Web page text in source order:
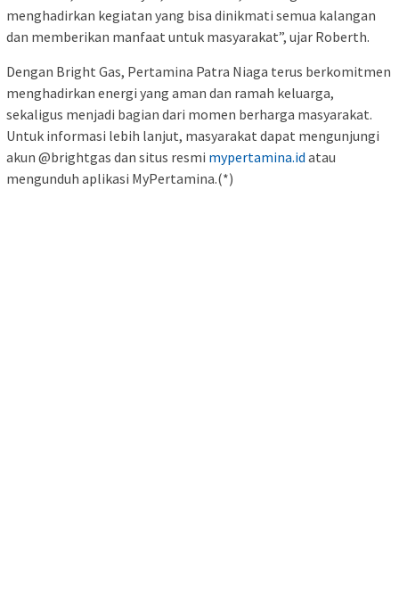
menghadirkan kegiatan yang bisa dinikmati semua kalangan
dan memberikan manfaat untuk masyarakat”, ujar Roberth.
Dengan Bright Gas, Pertamina Patra Niaga terus berkomitmen
menghadirkan energi yang aman dan ramah keluarga,
sekaligus menjadi bagian dari momen berharga masyarakat.
Untuk informasi lebih lanjut, masyarakat dapat mengunjungi
akun @brightgas dan situs resmi mypertamina.id atau
mengunduh aplikasi MyPertamina.(*)